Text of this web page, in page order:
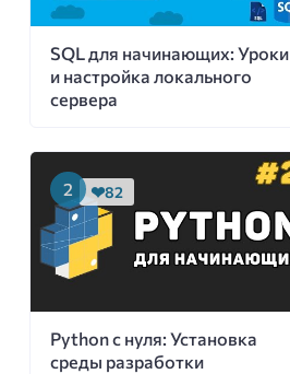
SQL для начинающих: Уроки
и настройка локального
сервера
Python с нуля: Установка
среды разработки
82